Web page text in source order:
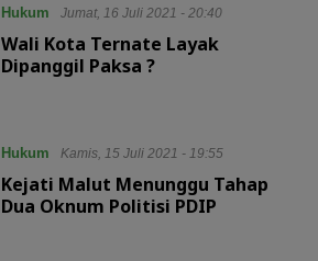
Hukum Jumat, 16 Juli 2021 - 20:40
Wali Kota Ternate Layak
Dipanggil Paksa ?
Hukum Kamis, 15 Juli 2021 - 19:55
Kejati Malut Menunggu Tahap
Dua Oknum Politisi PDIP